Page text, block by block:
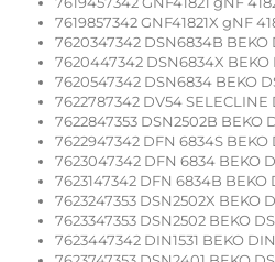
7619857342 GNF41821X gNF
7620347342 DSN6834B BEKO
7620447342 DSN6834X BEKO
7620547342 DSN6834 BEKO
7622787342 DV54 SELECLINE
7622847353 DSN2502B BEKO
7622947342 DFN 6834S BEKO
7623047342 DFN 6834 BEKO
7623147342 DFN 6834B BEKO
7623247353 DSN2502X BEKO
7623347353 DSN2502 BEKO
7623447342 DIN1531 BEKO DIN